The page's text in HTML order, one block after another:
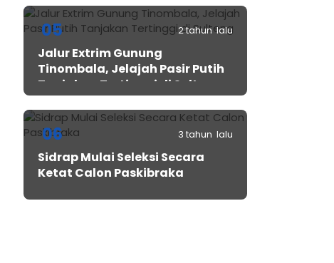
05 2 tahun lalu
Jalur Extrim Gunung
Tinombala, Jelajah Pasir Putih
Tanjakan Tertinggi di Sulteng
06 3 tahun lalu
Sidrap Mulai Seleksi Secara
Ketat Calon Paskibraka